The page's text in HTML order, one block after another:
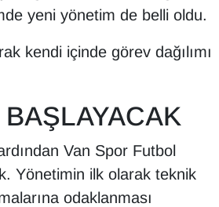
yeni yönetim de belli oldu.
kendi içinde görev dağılımı
Van Spor Futbol
Yönetimin ilk olarak teknik
odaklanması